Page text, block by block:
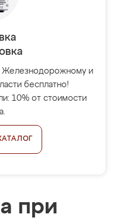
Железнодорожному и
бесплатно!
10% от стоимости
при